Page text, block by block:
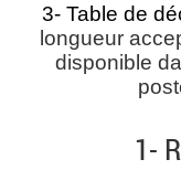
3- Table de
longueur
disponible
1-